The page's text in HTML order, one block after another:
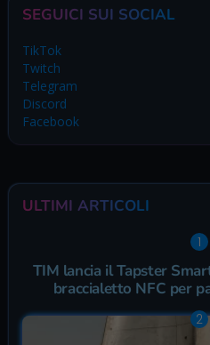
SEGUICI SUI SOCIAL
TikTok
Twitch
Telegram
Discord
Facebook
ULTIMI ARTICOLI
TIM lancia il Tapster
braccialetto NFC per